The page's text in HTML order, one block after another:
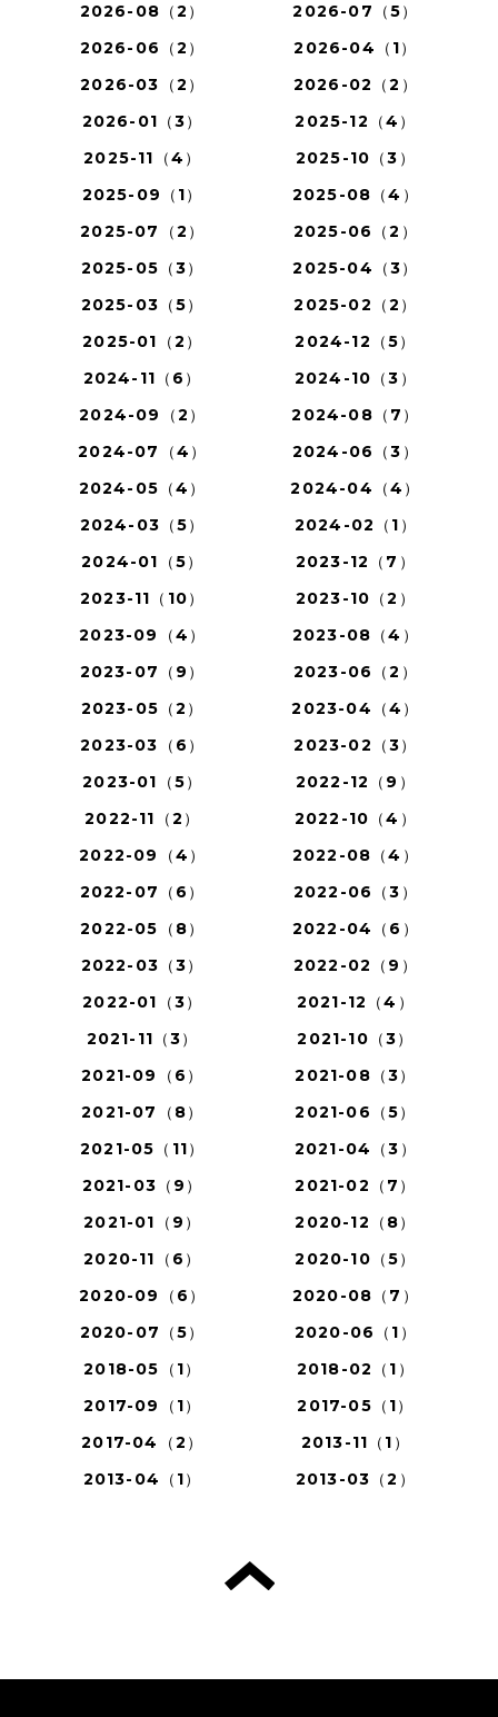
2026-08（2）
2026-07（5）
2026-06（2）
2026-04（1）
2026-03（2）
2026-02（2）
2026-01（3）
2025-12（4）
2025-11（4）
2025-10（3）
2025-09（1）
2025-08（4）
2025-07（2）
2025-06（2）
2025-05（3）
2025-04（3）
2025-03（5）
2025-02（2）
2025-01（2）
2024-12（5）
2024-11（6）
2024-10（3）
2024-09（2）
2024-08（7）
2024-07（4）
2024-06（3）
2024-05（4）
2024-04（4）
2024-03（5）
2024-02（1）
2024-01（5）
2023-12（7）
2023-11（10）
2023-10（2）
2023-09（4）
2023-08（4）
2023-07（9）
2023-06（2）
2023-05（2）
2023-04（4）
2023-03（6）
2023-02（3）
2023-01（5）
2022-12（9）
2022-11（2）
2022-10（4）
2022-09（4）
2022-08（4）
2022-07（6）
2022-06（3）
2022-05（8）
2022-04（6）
2022-03（3）
2022-02（9）
2022-01（3）
2021-12（4）
2021-11（3）
2021-10（3）
2021-09（6）
2021-08（3）
2021-07（8）
2021-06（5）
2021-05（11）
2021-04（3）
2021-03（9）
2021-02（7）
2021-01（9）
2020-12（8）
2020-11（6）
2020-10（5）
2020-09（6）
2020-08（7）
2020-07（5）
2020-06（1）
2018-05（1）
2018-02（1）
2017-09（1）
2017-05（1）
2017-04（2）
2013-11（1）
2013-04（1）
2013-03（2）